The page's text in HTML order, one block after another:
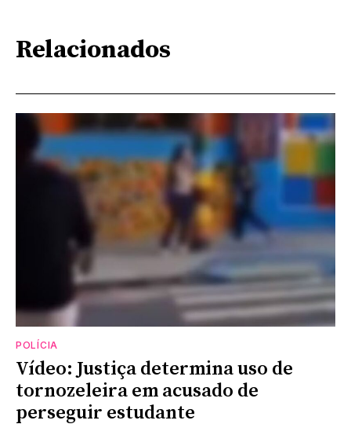
Relacionados
POLÍCIA
Vídeo: Justiça determina uso de
tornozeleira em acusado de
perseguir estudante